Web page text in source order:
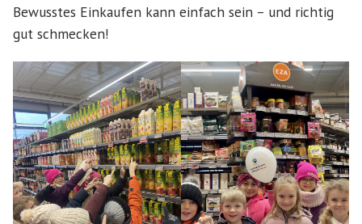
Bewusstes Einkaufen kann einfach sein – und richtig
gut schmecken!